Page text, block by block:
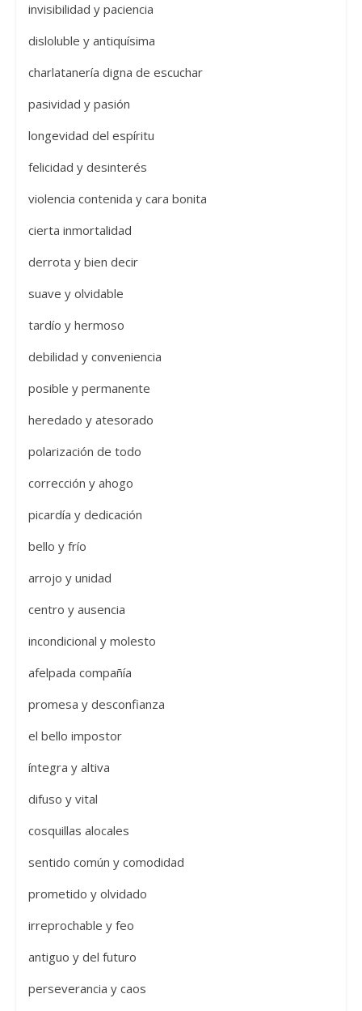
invisibilidad y paciencia
disloluble y antiquísima
charlatanería digna de escuchar
pasividad y pasión
longevidad del espíritu
felicidad y desinterés
violencia contenida y cara bonita
cierta inmortalidad
derrota y bien decir
suave y olvidable
tardío y hermoso
debilidad y conveniencia
posible y permanente
heredado y atesorado
polarización de todo
corrección y ahogo
picardía y dedicación
bello y frío
arrojo y unidad
centro y ausencia
incondicional y molesto
afelpada compañía
promesa y desconfianza
el bello impostor
íntegra y altiva
difuso y vital
cosquillas alocales
sentido común y comodidad
prometido y olvidado
irreprochable y feo
antiguo y del futuro
perseverancia y caos